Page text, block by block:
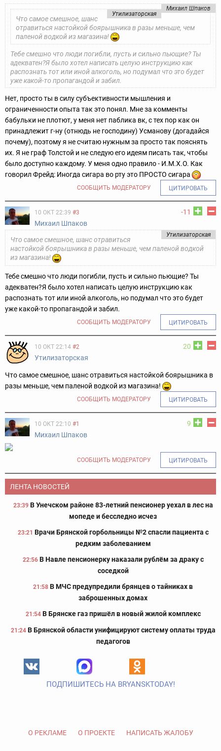
Михаил Шпаков
Утилизаторская
Что самое смешное, шанс
отравиться настойкой боярышника в разы меньше, чем
паленой водкой из магазина!
Тебе смешно что люди погибли, пусть и сильно пьющие? Ты
адекватен?Я было хотел написать целую инструкцию как
распознать тот или иной алкоголь, но подумал что это будет
уже какой-то пропагандой и забил.
Нет, просто ты в силу субъективности мышления и
ограниченности опыта так это понял. Мне за комменты
бабульки не плотют, у меня нет паблика вк, с тех пор как он
принадлежит г-ну (отнюдь не господину) Усманову (догадайся
почему), поэтому я не считаю нужным за просто так пояснять
их. Я не граф Толстой и не следую его идеям писать так, чтобы
было доступно каждому. У меня одно правило - И.М.Х.О. Как
говорил Фрейд: Иногда сигара во рту это ПРОСТО сигара
СООБЩИТЬ МОДЕРАТОРУ ЦИТИРОВАТЬ
-11
10 ОКТ 22:39 #3
Михаил Шпаков
Утилизаторская
Что самое смешное, шанс отравиться
настойкой боярышника в разы меньше, чем паленой водкой
из магазина!
Тебе смешно что люди погибли, пусть и сильно пьющие? Ты
адекватен?Я было хотел написать целую инструкцию как
распознать тот или иной алкоголь, но подумал что это будет
уже какой-то пропагандой и забил.
СООБЩИТЬ МОДЕРАТОРУ ЦИТИРОВАТЬ
20
10 ОКТ 22:14 #2
Утилизаторская
Что самое смешное, шанс отравиться настойкой боярышника в
разы меньше, чем паленой водкой из магазина!
СООБЩИТЬ МОДЕРАТОРУ ЦИТИРОВАТЬ
9
10 ОКТ 22:10 #1
Михаил Шпаков
СООБЩИТЬ МОДЕРАТОРУ ЦИТИРОВАТЬ
ЛЕНТА НОВОСТЕЙ
23:39 В Унечском районе 83-летний пенсионер уехал в лес на
мопеде и бесследно исчез
23:21 Врачи Брянской горбольницы №2 спасли пациента с
редким заболеванием
22:56 В Навле пенсионерку наказали рублём за драку с
соседкой
21:58 В МЧС предупредили брянцев о тайниках в
заброшенных домах
21:54 В Брянске газ пришёл в новый жилой комплекс
21:24 В Брянской области унифицируют систему оплаты труда
педагогов
ПОДПИШИТЕСЬ НА BRYANSKTODAY!
О РЕКЛАМЕ О ПРОЕКТЕ НАПИСАТЬ ЖАЛОБУ